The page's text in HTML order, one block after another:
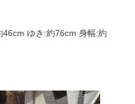
ゆき:約76cm 身幅:約